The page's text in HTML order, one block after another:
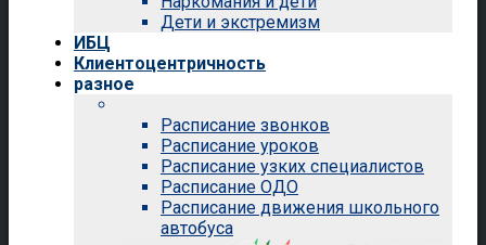
Дети и экстремизм
ИБЦ
Клиентоцентричность
разное
Расписание звонков
Расписание уроков
Расписание узких специалистов
Расписание ОДО
Расписание движения школьного
автобуса